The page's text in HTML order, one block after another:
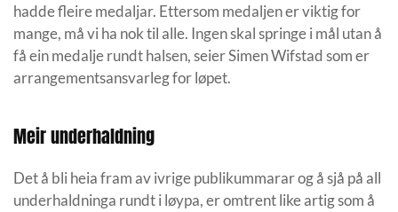
hadde fleire medaljar. Ettersom medaljen er viktig for
mange, må vi ha nok til alle. Ingen skal springe i mål utan å
få ein medalje rundt halsen, seier Simen Wifstad som er
arrangementsansvarleg for løpet.
Meir underhaldning
Det å bli heia fram av ivrige publikummarar og å sjå på all
underhaldninga rundt i løypa, er omtrent like artig som å